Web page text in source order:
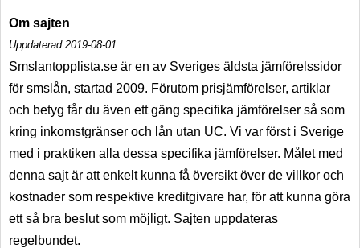
Om sajten
Uppdaterad 2019-08-01
Smslantopplista.se är en av Sveriges äldsta jämförelssidor
för smslån, startad 2009. Förutom prisjämförelser, artiklar
och betyg får du även ett gäng specifika jämförelser så som
kring inkomstgränser och lån utan UC. Vi var först i Sverige
med i praktiken alla dessa specifika jämförelser. Målet med
denna sajt är att enkelt kunna få översikt över de villkor och
kostnader som respektive kreditgivare har, för att kunna göra
ett så bra beslut som möjligt. Sajten uppdateras
regelbundet.